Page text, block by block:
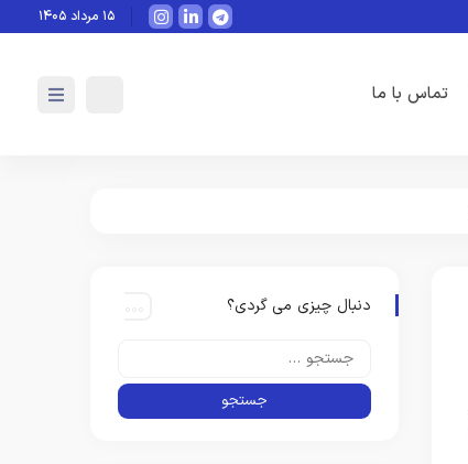
هوش مصنوعی چگونه می‌تواند به‌صورت عملی در
۱۵ مرداد ۱۴۰۵
تماس با ما
دنبال چیزی می گردی؟